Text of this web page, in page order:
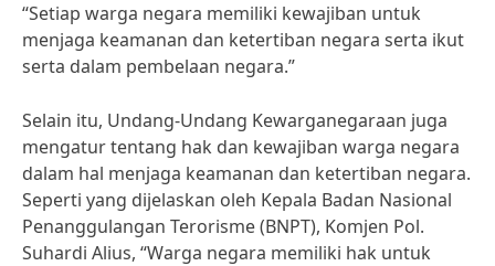
“Setiap warga negara memiliki kewajiban untuk
menjaga keamanan dan ketertiban negara serta ikut
serta dalam pembelaan negara.”
Selain itu, Undang-Undang Kewarganegaraan juga
mengatur tentang hak dan kewajiban warga negara
dalam hal menjaga keamanan dan ketertiban negara.
Seperti yang dijelaskan oleh Kepala Badan Nasional
Penanggulangan Terorisme (BNPT), Komjen Pol.
Suhardi Alius, “Warga negara memiliki hak untuk